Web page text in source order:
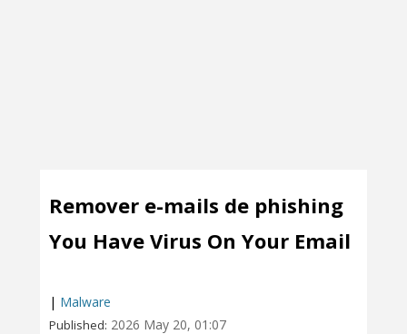
Remover e-mails de phishing
You Have Virus On Your Email
| Malware
Published: 2026 May 20, 01:07